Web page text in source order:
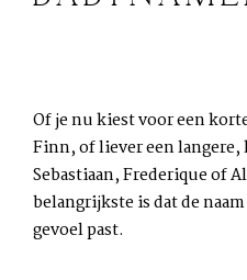
Of je nu kiest voor een
Finn, of liever een langere,
Sebastiaan, Frederique of
belangrijkste is dat de
gevoel past.